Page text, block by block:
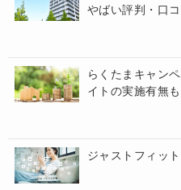
やばい評判・口
らくたまキャン
イトの実施有無
ジャストフィッ